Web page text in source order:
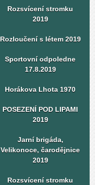
Rozsvícení stromku
2019
Rozloučení s létem 2019
Sportovní odpoledne
17.8.2019
Horákova Lhota 1970
POSEZENÍ POD LIPAMI
2019
Jarní brigáda,
Velikonoce, čarodějnice
2019
Rozsvícení stromku